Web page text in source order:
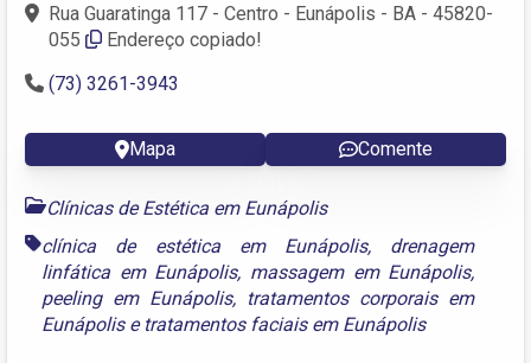
Rua Guaratinga 117 - Centro - Eunápolis - BA - 45820-
055
Endereço copiado!
(73) 3261-3943
Mapa Comente
Clínicas de Estética em Eunápolis
clínica de estética em Eunápolis, drenagem
linfática em Eunápolis, massagem em Eunápolis,
peeling em Eunápolis, tratamentos corporais em
Eunápolise tratamentos faciais em Eunápolis